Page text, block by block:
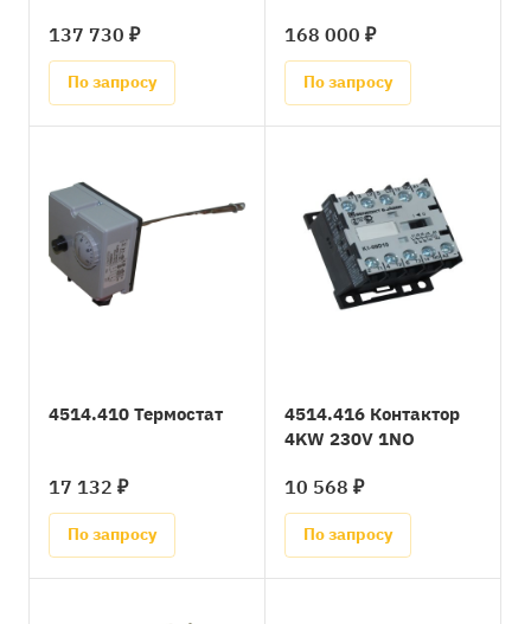
137 730 ₽
По запросу
168 000 ₽
По запросу
4514.410 Термостат
17 132 ₽
По запросу
4514.416 Контактор
4KW 230V 1NO
10 568 ₽
По запросу